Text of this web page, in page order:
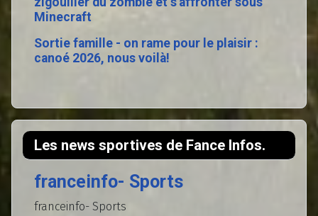
Minecraft
Sortie famille - on rame pour le plaisir :
canoé 2026, nous voilà!
Les news sportives de Fance Infos.
franceinfo- Sports
franceinfo- Sports